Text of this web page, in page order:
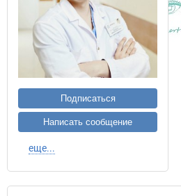
Подписаться
Написать сообщение
еще...